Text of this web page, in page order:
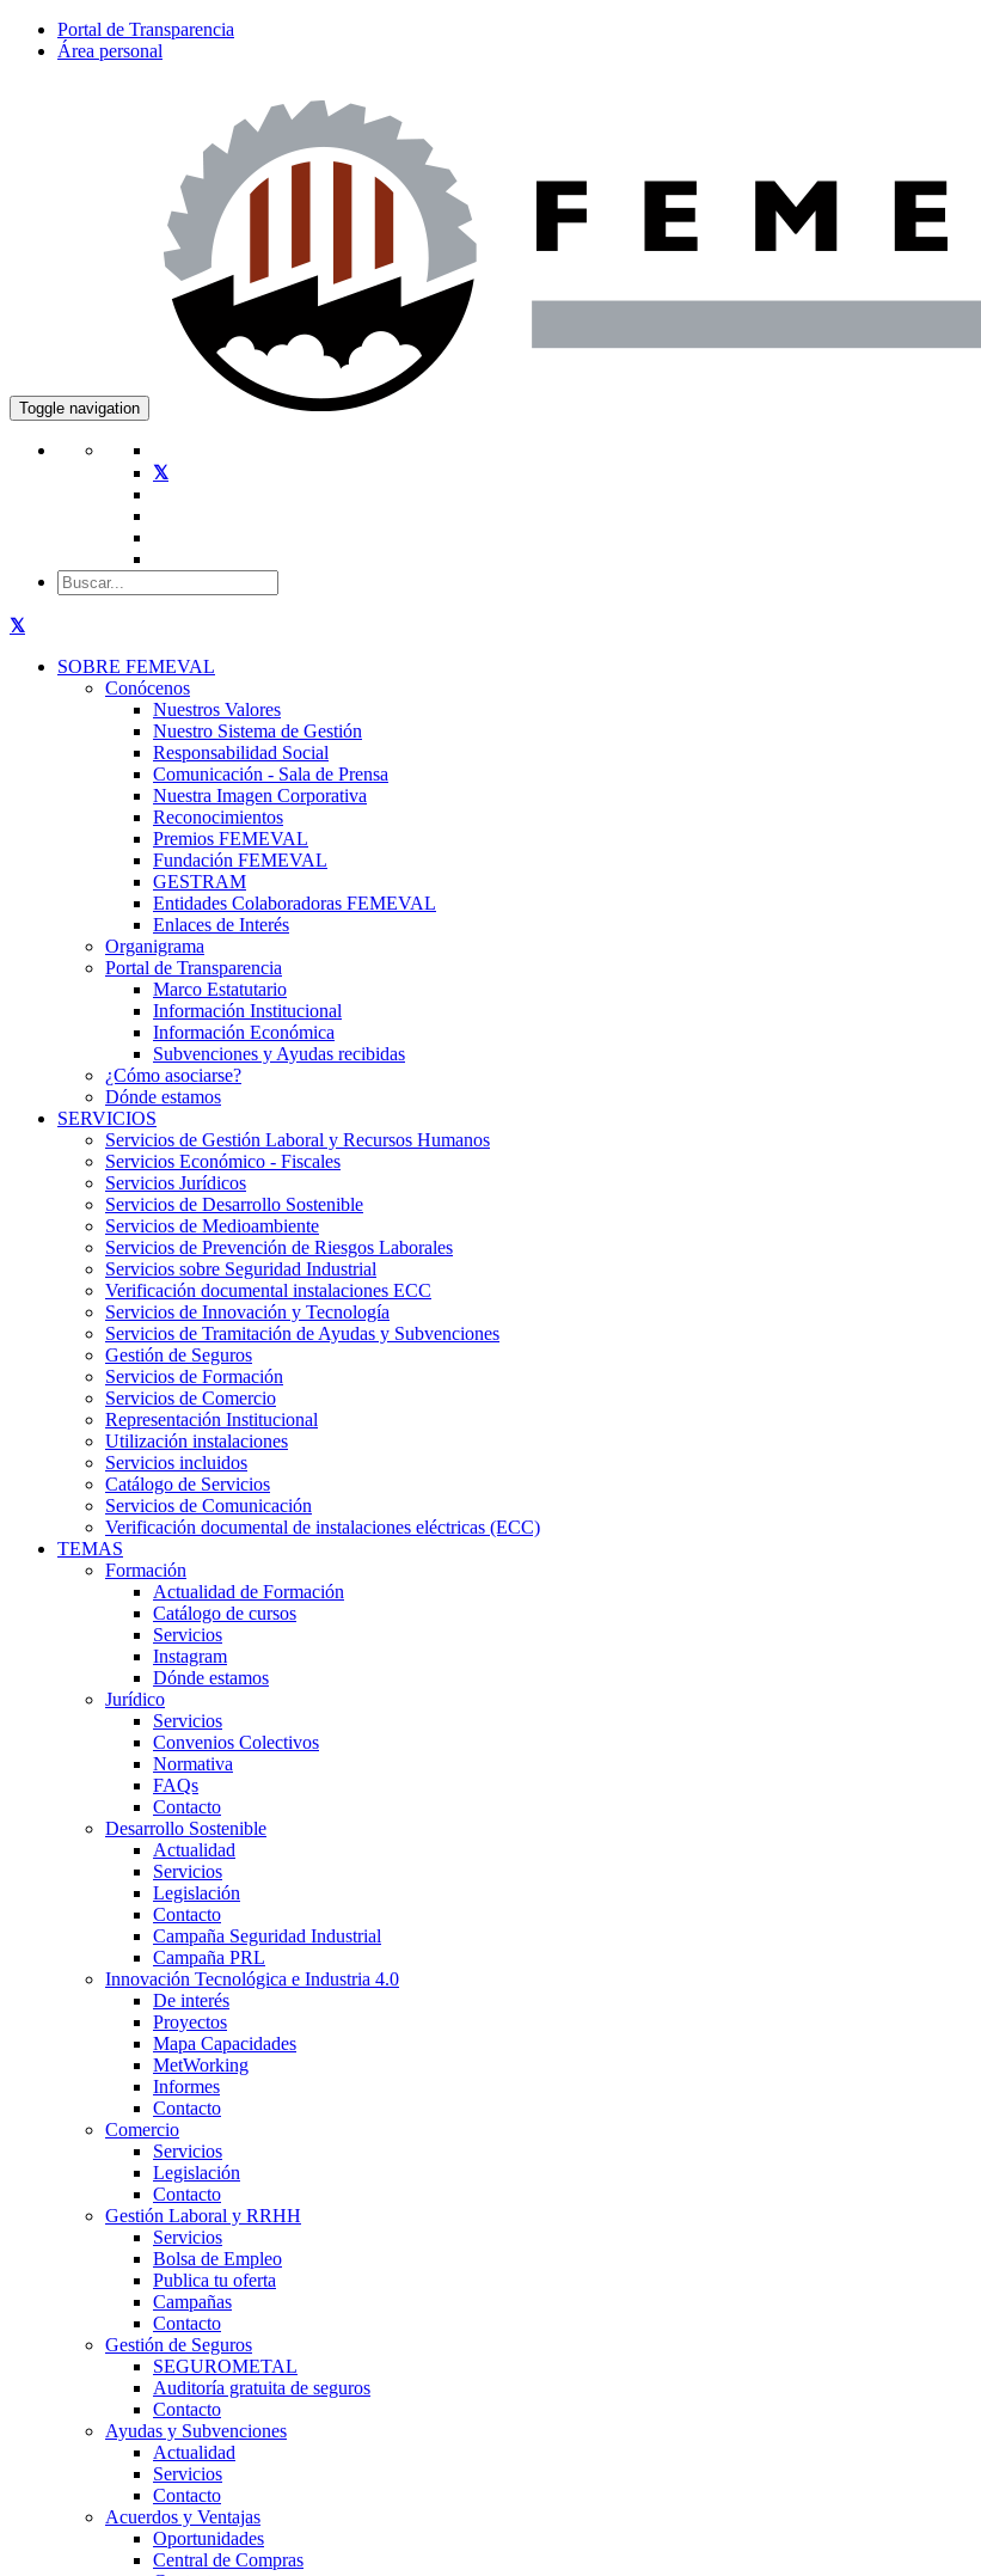
Portal de Transparencia
Área personal
Toggle navigation
SOBRE FEMEVAL
Conócenos
Nuestros Valores
Nuestro Sistema de Gestión
Responsabilidad Social
Comunicación - Sala de Prensa
Nuestra Imagen Corporativa
Reconocimientos
Premios FEMEVAL
Fundación FEMEVAL
GESTRAM
Entidades Colaboradoras FEMEVAL
Enlaces de Interés
Organigrama
Portal de Transparencia
Marco Estatutario
Información Institucional
Información Económica
Subvenciones y Ayudas recibidas
¿Cómo asociarse?
Dónde estamos
SERVICIOS
Servicios de Gestión Laboral y Recursos Humanos
Servicios Económico - Fiscales
Servicios Jurídicos
Servicios de Desarrollo Sostenible
Servicios de Medioambiente
Servicios de Prevención de Riesgos Laborales
Servicios sobre Seguridad Industrial
Verificación documental instalaciones ECC
Servicios de Innovación y Tecnología
Servicios de Tramitación de Ayudas y Subvenciones
Gestión de Seguros
Servicios de Formación
Servicios de Comercio
Representación Institucional
Utilización instalaciones
Servicios incluidos
Catálogo de Servicios
Servicios de Comunicación
Verificación documental de instalaciones eléctricas (ECC)
TEMAS
Formación
Actualidad de Formación
Catálogo de cursos
Servicios
Instagram
Dónde estamos
Jurídico
Servicios
Convenios Colectivos
Normativa
FAQs
Contacto
Desarrollo Sostenible
Actualidad
Servicios
Legislación
Contacto
Campaña Seguridad Industrial
Campaña PRL
Innovación Tecnológica e Industria 4.0
De interés
Proyectos
Mapa Capacidades
MetWorking
Informes
Contacto
Comercio
Servicios
Legislación
Contacto
Gestión Laboral y RRHH
Servicios
Bolsa de Empleo
Publica tu oferta
Campañas
Contacto
Gestión de Seguros
SEGUROMETAL
Auditoría gratuita de seguros
Contacto
Ayudas y Subvenciones
Actualidad
Servicios
Contacto
Acuerdos y Ventajas
Oportunidades
Central de Compras